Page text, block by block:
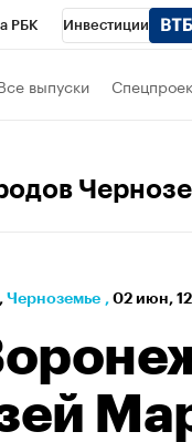
РБК Инвестиции
выпуски
⁠, Черноземье , 02 июн,